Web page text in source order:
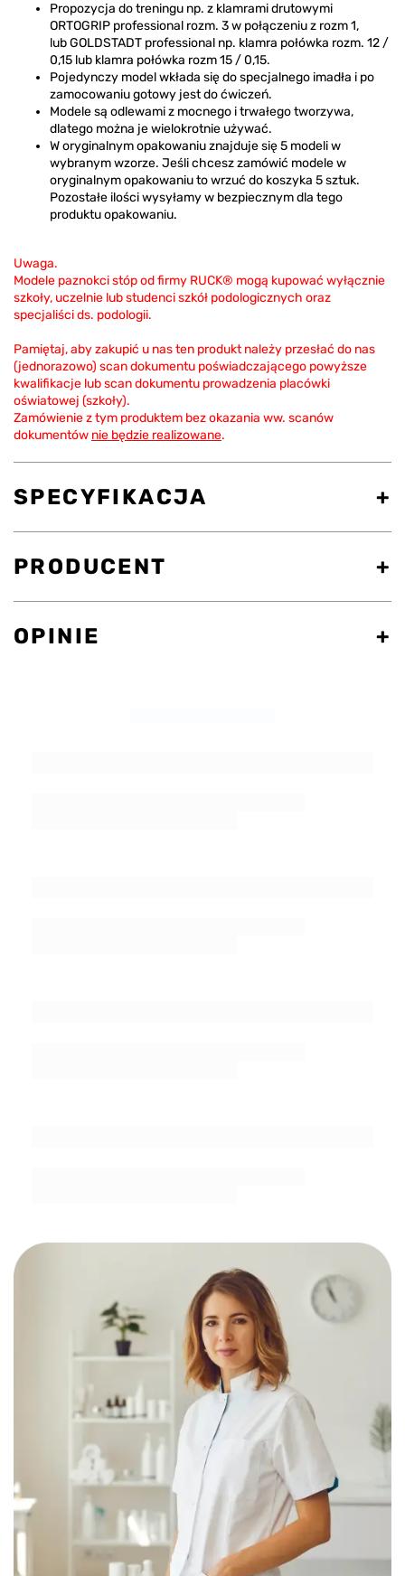
Propozycja do treningu np. z klamrami drutowymi
ORTOGRIP professional rozm. 3 w połączeniu z rozm 1,
lub GOLDSTADT professional np. klamra połówka rozm. 12 /
0,15 lub klamra połówka rozm 15 / 0,15.
Pojedynczy model wkłada się do specjalnego imadła i po
zamocowaniu gotowy jest do ćwiczeń.
Modele są odlewami z mocnego i trwałego tworzywa,
dlatego można je wielokrotnie używać.
W oryginalnym opakowaniu znajduje się 5 modeli w
wybranym wzorze. Jeśli chcesz zamówić modele w
oryginalnym opakowaniu to wrzuć do koszyka 5 sztuk.
Pozostałe ilości wysyłamy w bezpiecznym dla tego
produktu opakowaniu.
Uwaga.
Modele paznokci stóp od firmy RUCK® mogą kupować wyłącznie
szkoły, uczelnie lub studenci szkół podologicznych oraz
specjaliści ds. podologii.
Pamiętaj, aby zakupić u nas ten produkt należy przesłać do nas
(jednorazowo) scan dokumentu poświadczającego powyższe
kwalifikacje lub scan dokumentu prowadzenia placówki
oświatowej (szkoły).
Zamówienie z tym produktem bez okazania ww. scanów
dokumentów nie będzie realizowane.
SPECYFIKACJA
PRODUCENT
OPINIE